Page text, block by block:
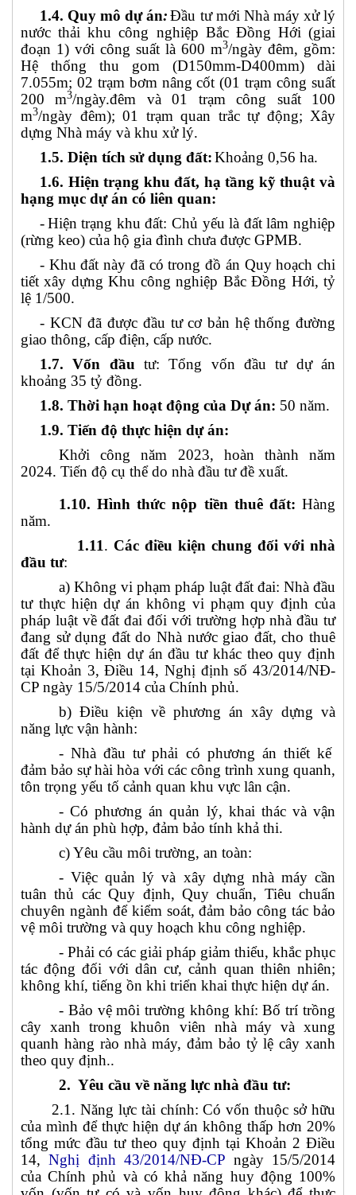
1.4. Quy mô dự án: Đầu tư mới Nhà máy xử lý
nước thải khu công nghiệp Bắc Đồng Hới (giai
đoạn 1) với công suất là 600 m3/ngày đêm, gồm:
Hệ thống thu gom (D150mm-D400mm) dài
7.055m; 02 trạm bơm nâng cốt (01 trạm công suất
200 m3/ngày.đêm và 01 trạm công suất 100
m3/ngày đêm); 01 trạm quan trắc tự động; Xây
dựng Nhà máy và khu xử lý.
1.5. Diện tích sử dụng đất:Khoảng 0,56 ha.
1.6. Hiện trạng khu đất, hạ tầng kỹ thuật và
hạng mục dự án có liên quan:
-Hiện trạng khu đất: Chủ yếu là đất lâm nghiệp
(rừng keo) của hộ gia đình chưa được GPMB.
- Khu đất này đã có trong đồ án Quy hoạch chi
tiết xây dựng Khu công nghiệp Bắc Đồng Hới, tỷ
lệ 1/500.
- KCN đã được đầu tư cơ bản hệ thống đường
giao thông, cấp điện, cấp nước.
1.7. Vốn đầu tư: Tổng vốn đầu tư dự án
khoảng 35 tỷ đồng.
1.8. Thời hạn hoạt động của Dự án: 50 năm.
1.9. Tiến độ thực hiện dự án:
Khởi công năm 2023, hoàn thành năm
2024. Tiến độ cụ thể do nhà đầu tư đề xuất.
1.10. Hình thức nộp tiền thuê đất: Hàng
năm.
1.11. Các điều kiện chung đối với nhà
đầu tư:
a) Không vi phạm pháp luật đất đai: Nhà đầu
tư thực hiện dự án không vi phạm quy định của
pháp luật về đất đai đối với trường hợp nhà đầu tư
đang sử dụng đất do Nhà nước giao đất, cho thuê
đất để thực hiện dự án đầu tư khác theo quy định
tại Khoản 3, Điều 14, Nghị định số 43/2014/NĐ-
CP ngày 15/5/2014 của Chính phủ.
b) Điều kiện về phương án xây dựng và
năng lực vận hành:
- Nhà đầu tư phải có phương án thiết kế
đảm bảo sự hài hòa với các công trình xung quanh,
tôn trọng yếu tố cảnh quan khu vực lân cận.
- Có phương án quản lý, khai thác và vận
hành dự án phù hợp, đảm bảo tính khả thi.
c) Yêu cầu môi trường, an toàn:
- Việc quản lý và xây dựng nhà máy cần
tuân thủ các Quy định, Quy chuẩn, Tiêu chuẩn
chuyên ngành để kiểm soát, đảm bảo công tác bảo
vệ môi trường và quy hoạch khu công nghiệp.
- Phải có các giải pháp giảm thiểu, khắc phục
tác động đối với dân cư, cảnh quan thiên nhiên;
không khí, tiếng ồn khi triển khai thực hiện dự án.
- Bảo vệ môi trường không khí: Bố trí trồng
cây xanh trong khuôn viên nhà máy và xung
quanh hàng rào nhà máy, đảm bảo tỷ lệ cây xanh
theo quy định..
2. Yêu cầu về năng lực nhà đầu tư:
2.1. Năng lực tài chính: Có vốn thuộc sở hữu
của mình để thực hiện dự án không thấp hơn 20%
tổng mức đầu tư theo quy định tại Khoản 2 Điều
14,Nghị định 43/2014/NĐ-CP ngày 15/5/2014
của Chính phủ và có khả năng huy động 100%